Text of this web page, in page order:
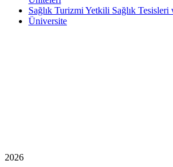
Sağlık Turizmi Yetkili Sağlık
Üniversite
2026